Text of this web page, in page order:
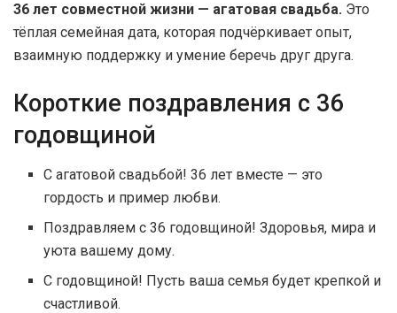
36 лет совместной жизни — агатовая свадьба. Это
тёплая семейная дата, которая подчёркивает опыт,
взаимную поддержку и умение беречь друг друга.
Короткие поздравления с 36
годовщиной
С агатовой свадьбой! 36 лет вместе — это
гордость и пример любви.
Поздравляем с 36 годовщиной! Здоровья, мира и
уюта вашему дому.
С годовщиной! Пусть ваша семья будет крепкой и
счастливой.